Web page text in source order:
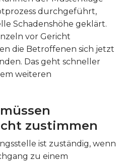
durchgeführt,
Schadenshöhe geklärt.
vor Gericht
die Betroffenen sich jetzt
Das geht schneller
weiteren
zustimmen
ist zuständig, wenn
zu einem